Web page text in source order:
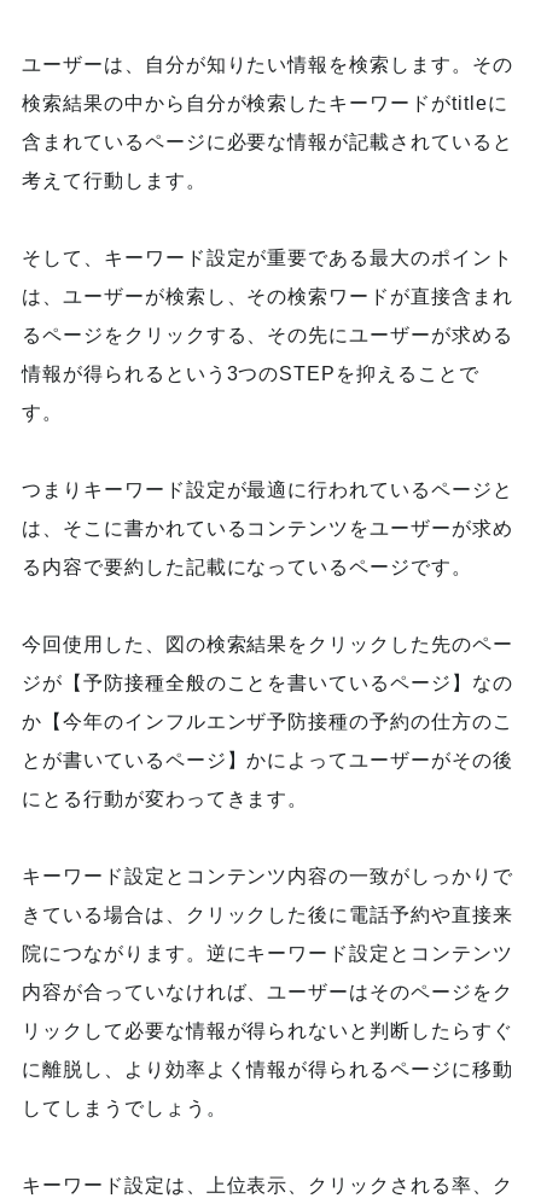
ユーザーは、自分が知りたい情報を検索します。その
検索結果の中から自分が検索したキーワードがtitleに
含まれているページに必要な情報が記載されていると
考えて行動します。
そして、キーワード設定が重要である最大のポイント
は、ユーザーが検索し、その検索ワードが直接含まれ
るページをクリックする、その先にユーザーが求める
情報が得られるという3つのSTEPを抑えることで
す。
つまりキーワード設定が最適に行われているページと
は、そこに書かれているコンテンツをユーザーが求め
る内容で要約した記載になっているページです。
今回使用した、図の検索結果をクリックした先のペー
ジが【予防接種全般のことを書いているページ】なの
か【今年のインフルエンザ予防接種の予約の仕方のこ
とが書いているページ】かによってユーザーがその後
にとる行動が変わってきます。
キーワード設定とコンテンツ内容の一致がしっかりで
きている場合は、クリックした後に電話予約や直接来
院につながります。逆にキーワード設定とコンテンツ
内容が合っていなければ、ユーザーはそのページをク
リックして必要な情報が得られないと判断したらすぐ
に離脱し、より効率よく情報が得られるページに移動
してしまうでしょう。
キーワード設定は、上位表示、クリックされる率、ク